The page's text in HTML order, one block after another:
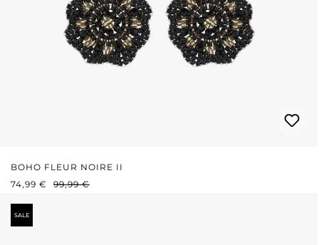
BOHO FLEUR NOIRE II
PRIX DE VENTE :
74,99 € PRIX RÉGULIER :
99,99 €
SALE